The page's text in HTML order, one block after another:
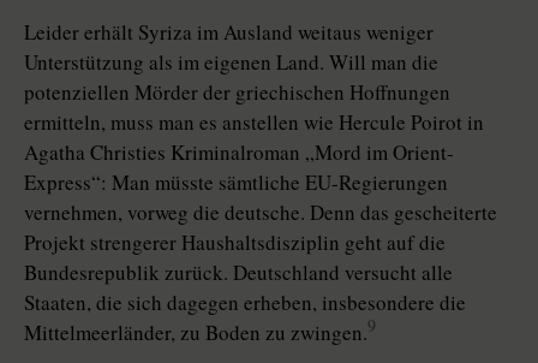
Leider erhält Syriza im Ausland weitaus weniger
Unterstützung als im eigenen Land. Will man die
potenziellen Mörder der griechischen Hoffnungen
ermitteln, muss man es anstellen wie Hercule Poirot in
Agatha Christies Kriminalroman „Mord im Orient-
Express“: Man müsste sämtliche EU-Regierungen
vernehmen, vorweg die deutsche. Denn das gescheiterte
Projekt strengerer Haushaltsdisziplin geht auf die
Bundesrepublik zurück. Deutschland versucht alle
Staaten, die sich dagegen erheben, insbesondere die
Mittelmeerländer, zu Boden zu zwingen.9